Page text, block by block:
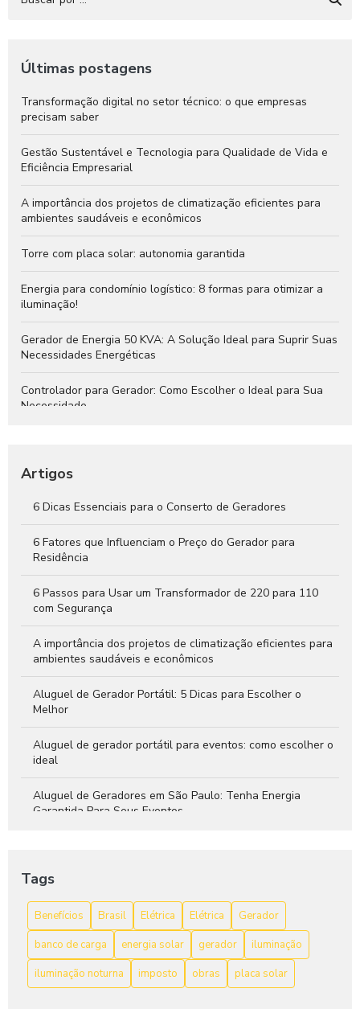
Últimas postagens
Transformação digital no setor técnico: o que empresas
precisam saber
Gestão Sustentável e Tecnologia para Qualidade de Vida e
Eficiência Empresarial
A importância dos projetos de climatização eficientes para
ambientes saudáveis e econômicos
Torre com placa solar: autonomia garantida
Energia para condomínio logístico: 8 formas para otimizar a
iluminação!
Gerador de Energia 50 KVA: A Solução Ideal para Suprir Suas
Necessidades Energéticas
Controlador para Gerador: Como Escolher o Ideal para Sua
Necessidade
Gerador de Energia 30 KVA: A Solução Ideal para Suprir Suas
Necessidades Energéticas
Artigos
6 Dicas Essenciais para o Conserto de Geradores
6 Fatores que Influenciam o Preço do Gerador para
Residência
6 Passos para Usar um Transformador de 220 para 110
com Segurança
A importância dos projetos de climatização eficientes para
ambientes saudáveis e econômicos
Aluguel de Gerador Portátil: 5 Dicas para Escolher o
Melhor
Aluguel de gerador portátil para eventos: como escolher o
ideal
Aluguel de Geradores em São Paulo: Tenha Energia
Garantida Para Seus Eventos
Avr Gerador: Aumente a Performance do Seu Equipamento
avr gerador: O que você precisa saber
Bateria para gerador: 7 Dicas para Escolher a Ideal
Bateria para gerador: como escolher a melhor opção para
Tags
Benefícios Brasil Elétrica Elétrica
Gerador
banco de carga
energia solar gerador
iluminação
iluminação noturna
imposto obras placa solar